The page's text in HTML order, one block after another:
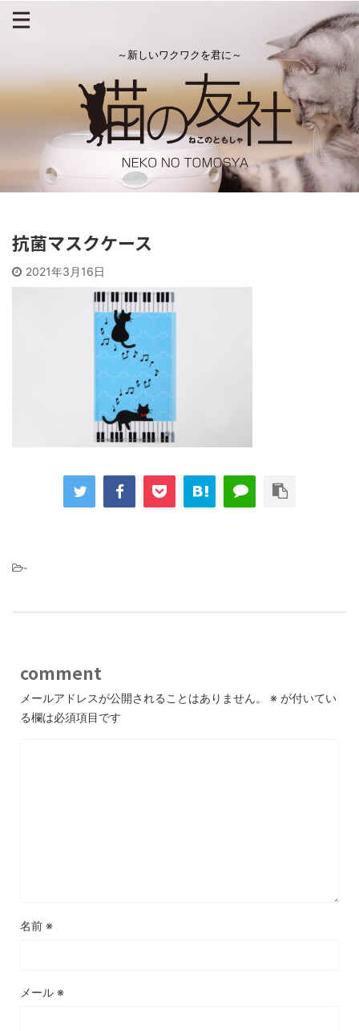
～新しいワクワクを君に～
抗菌マスクケース
2021年3月16日
-
comment
メールアドレスが公開されることはありません。 ※ が付いてい
る欄は必須項目です
名前 ※
メール ※